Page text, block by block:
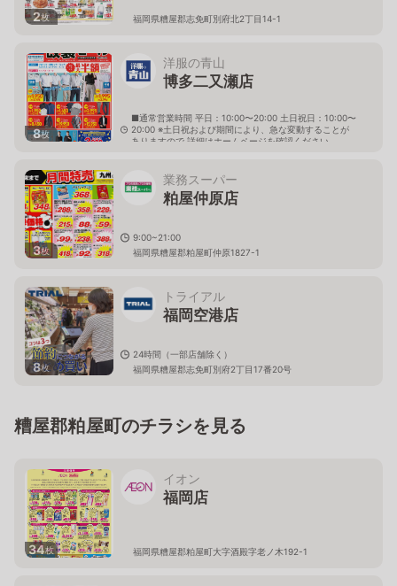
2枚 福岡県糟屋郡志免町別府北2丁目14-1
8枚
洋服の青山
博多二又瀬店
■通常営業時間 平日：10:00〜20:00 土日祝日：10:00〜
20:00 ※土日祝および期間により、急な変動することが
ありますので 詳細はホームページを確認ください
3枚
業務スーパー
粕屋仲原店
9:00~21:00
福岡県糟屋郡粕屋町仲原1827-1
8枚
トライアル
福岡空港店
24時間（一部店舗除く）
福岡県糟屋郡志免町別府2丁目17番20号
糟屋郡粕屋町のチラシを見る
34枚
イオン
福岡店
福岡県糟屋郡粕屋町大字酒殿字老ノ木192-1